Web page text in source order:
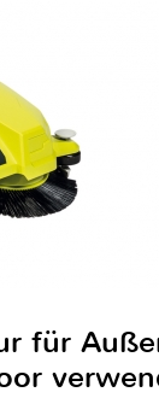
für